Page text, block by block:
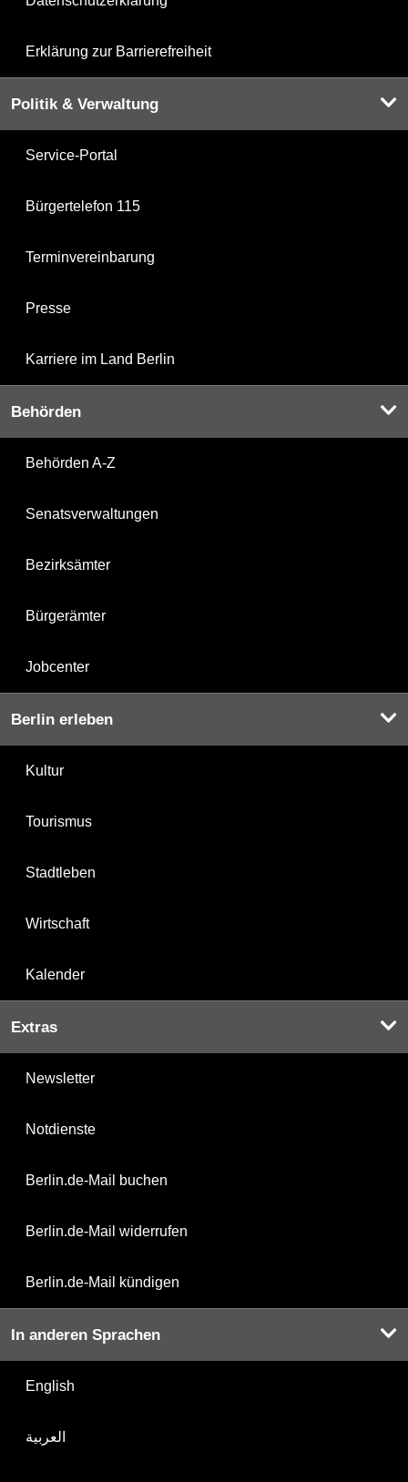
Erklärung zur Barrierefreiheit
Politik & Verwaltung
Service-Portal
Bürgertelefon 115
Terminvereinbarung
Presse
Karriere im Land Berlin
Behörden
Behörden A-Z
Senatsverwaltungen
Bezirksämter
Bürgerämter
Jobcenter
Berlin erleben
Kultur
Tourismus
Stadtleben
Wirtschaft
Kalender
Extras
Newsletter
Notdienste
Berlin.de-Mail buchen
Berlin.de-Mail widerrufen
Berlin.de-Mail kündigen
In anderen Sprachen
English
العربية